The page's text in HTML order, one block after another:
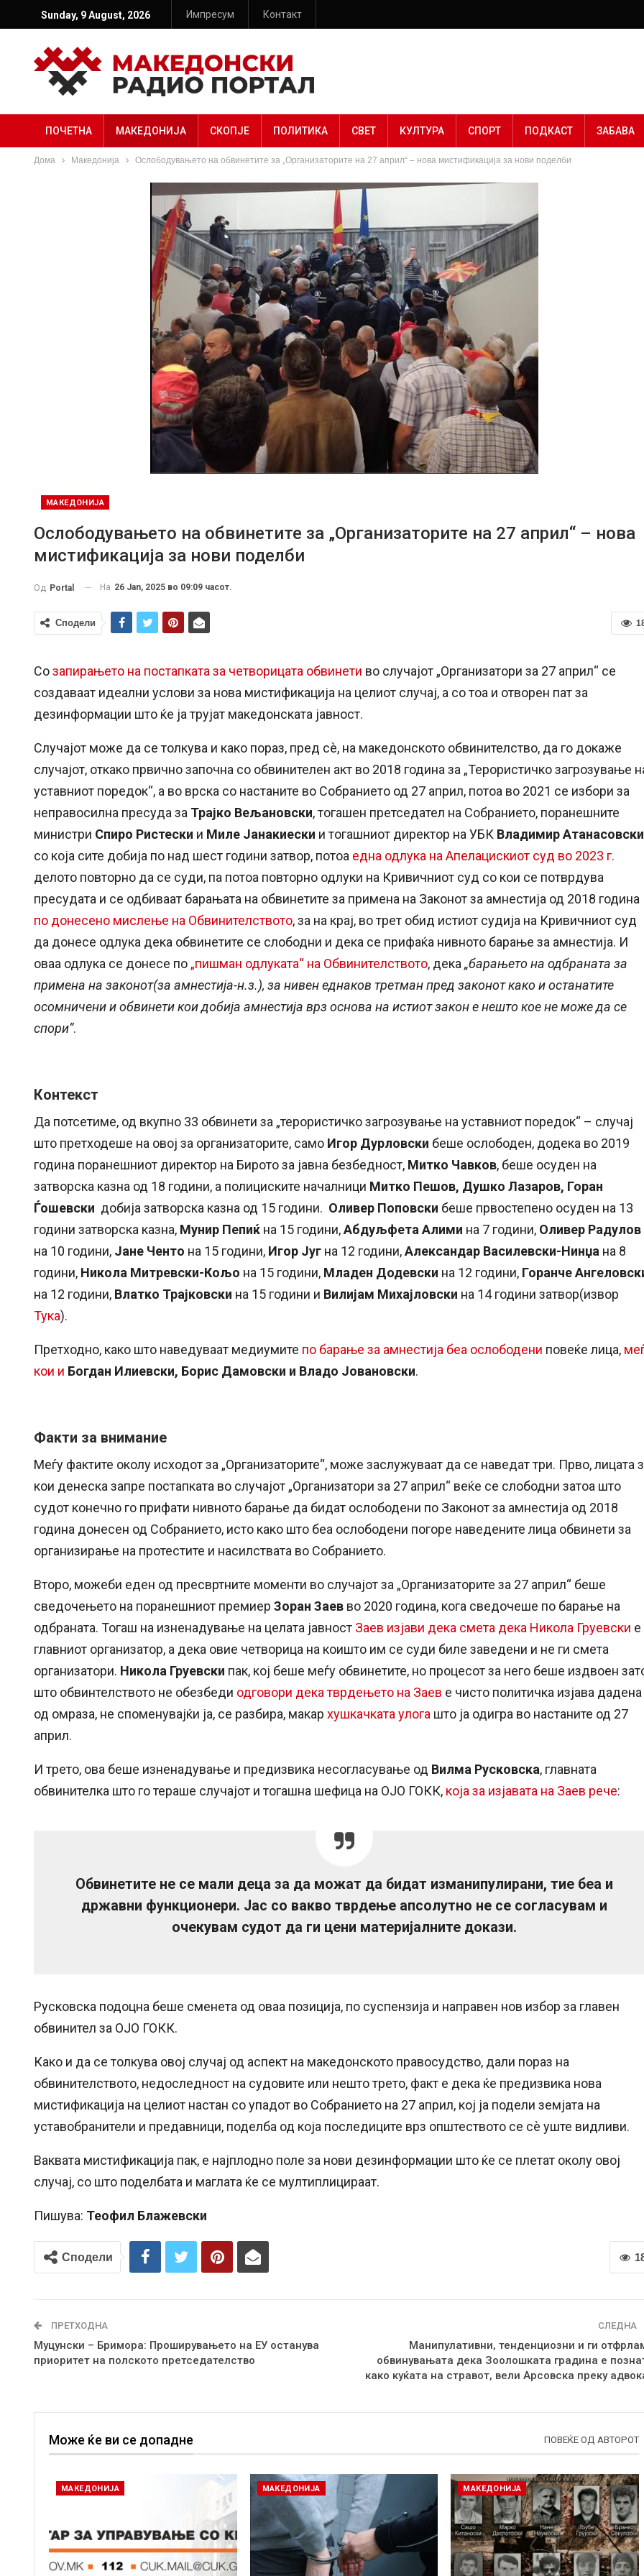
Sunday, 9 August, 2026 Импресум Контакт
ПОЧЕТНА МАКЕДОНИЈА СКОПЈЕ ПОЛИТИКА СВЕТ КУЛТУРА СПОРТ ПОДКАСТ ЗАБАВА
Дома Македонија Ослободувањето на обвинетите за „Организаторите на 27 април“ – нова мистификација за нови поделби
МАКЕДОНИЈА
Ослободувањето на обвинетите за „Организаторите на 27 април“ – нова
мистификација за нови поделби
Од Portal На 26 Jan, 2025 во 09:09 часот.
Сподели
Созапирањето на постапката за четворицата обвинети во случајот „Организатори за 27 април“ се
создаваат идеални услови за нова мистификација на целиот случај, а со тоа и отворен пат за
дезинформации што ќе ја трујат македонската јавност.
Случајот може да се толкува и како пораз, пред сè, на македонското обвинителство, да го докаже
случајот, откако првично започна со обвинителен акт во 2018 година за „Терористичко загрозување
уставниот поредок“, а во врска со настаните во Собранието од 27 април, потоа во 2021 се избори за
неправосилна пресуда за Трајко Вељановски, тогашен претседател на Собранието, поранешните
министри Спиро Ристески и Миле Јанакиески и тогашниот директор на УБК Владимир
со која сите добија по над шест години затвор, потоа една одлука на Апелацискиот суд во 2023 г.
делото повторно да се суди, па потоа повторно одлуки на Кривичниот суд со кои се потврдува
пресудата и се одбиваат барањата на обвинетите за примена на Законот за амнестија од 2018 година
по донесено мислење на Обвинителството, за на крај, во трет обид истиот судија на Кривичниот суд
да донесе одлука дека обвинетите се слободни и дека се прифаќа нивното барање за амнестија. И
оваа одлука се донесе по „пишман одлуката“ на Обвинителството, дека „барањето на одбраната за
примена на законот(за амнестија-н.з.), за нивен еднаков третман пред законот како и останатите
осомничени и обвинети кои добија амнестија врз основа на истиот закон е нешто кое не може да се
спори“.
Контекст
Да потсетиме, од вкупно 33 обвинети за „терористичко загрозување на уставниот поредок“ – случај
што претходеше на овој за организаторите, само Игор Дурловски беше ослободен, додека во 2019
година поранешниот директор на Бирото за јавна безбедност, Митко Чавков, беше осуден на
затворска казна од 18 години, а полициските началници Митко Пешов, Душко Лазаров, Горан
Ѓошевски добија затворска казна од 15 години. Оливер Поповски беше првостепено осуден на 13
години затворска казна, Мунир Пепиќ на 15 години,Абдуљфета Алими на 7 години, Оливер Радулов
на 10 години, Јане Ченто на 15 години, Игор Југ на 12 години,Александар Василевски-Нинџа на 8
години, Никола Митревски-Кољо на 15 години, Младен Додевски на 12 години, Горанче
на 12 години, Влатко Трајковски на 15 години и Вилијам Михајловски на 14 години затвор(извор
Тука).
Претходно, како што наведуваат медиумите по барање за амнестија беа ослободени повеќе лица,
кои и Богдан Илиевски, Борис Дамовски и Владо Јовановски.
Факти за внимание
Меѓу фактите околу исходот за „Организаторите“, може заслужуваат да се наведат три. Прво, лицата
кои денеска запре постапката во случајот „Организатори за 27 април“ веќе се слободни затоа што
судот конечно го прифати нивното барање да бидат ослободени по Законот за амнестија од 2018
година донесен од Собранието, исто како што беа ослободени погоре наведените лица обвинети за
организирање на протестите и насилствата во Собранието.
Второ, можеби еден од пресвртните моменти во случајот за „Организаторите за 27 април“ беше
сведочењето на поранешниот премиер Зоран Заев во 2020 година, кога сведочеше по барање на
одбраната. Тогаш на изненадување на целата јавност Заев изјави дека смета дека Никола Груевски е
главниот организатор, а дека овие четворица на коишто им се суди биле заведени и не ги смета
организатори. Никола Груевски пак, кој беше меѓу обвинетите, но процесот за него беше издвоен
што обвинтелството не обезбеди одговори дека тврдењето на Заев е чисто политичка изјава дадена
од омраза, не споменувајќи ја, се разбира, макар хушкачката улога што ја одигра во настаните од 27
април.
И трето, ова беше изненадување и предизвика несогласување од Вилма Русковска, главната
обвинителка што го тераше случајот и тогашна шефица на ОЈО ГОКК, која за изјавата на Заев рече:
Обвинетите не се мали деца за да можат да бидат изманипулирани, тие беа и
државни функционери. Јас со вакво тврдење апсолутно не се согласувам и
очекувам судот да ги цени материјалните докази.
Русковска подоцна беше сменета од оваа позиција, по суспензија и направен нов избор за главен
обвинител за ОЈО ГОКК.
Како и да се толкува овој случај од аспект на македонското правосудство, дали пораз на
обвинителството, недоследност на судовите или нешто трето, факт е дека ќе предизвика нова
мистификација на целиот настан со упадот во Собранието на 27 април, кој ја подели земјата на
уставобранители и предавници, поделба од која последиците врз општеството се сè уште видливи.
Ваквата мистификација пак, е најплодно поле за нови дезинформации што ќе се плетат околу овој
случај, со што поделбата и маглата ќе се мултиплицираат.
Пишува: Теофил Блажевски
Сподели
ПРЕТХОДНА
Mуцунски – Бримора: Проширувањето на ЕУ останува
приоритет на полското претседателство
СЛЕДНА
Манипулативни, тенденциозни и ги
обвинувањата дека Зоолошката градина е
како куќата на стравот, вели Арсовска преку
Може ќе ви се допадне ПОВЕЌЕ ОД АВТОРОТ
МАКЕДОНИЈА МАКЕДОНИЈА МАКЕДОНИЈА